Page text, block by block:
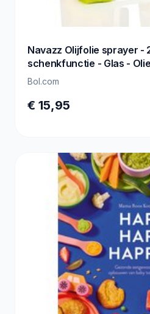
Navazz Olijfolie sprayer -
schenkfunctie - Glas -
voor koken, grillen en
Bol.com
€ 15,95